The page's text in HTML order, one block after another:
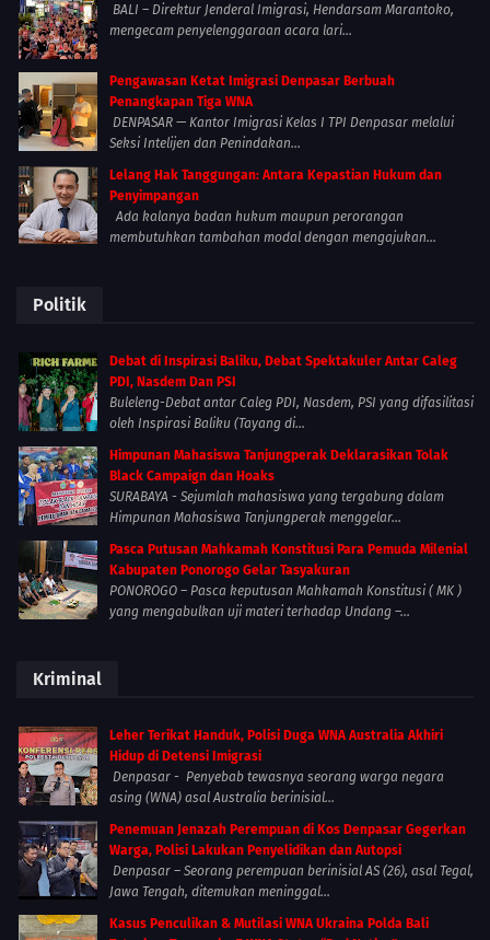
BALI – Direktur Jenderal Imigrasi, Hendarsam Marantoko,
mengecam penyelenggaraan acara lari...
Pengawasan Ketat Imigrasi Denpasar Berbuah
Penangkapan Tiga WNA
DENPASAR — Kantor Imigrasi Kelas I TPI Denpasar melalui
Seksi Intelijen dan Penindakan...
Lelang Hak Tanggungan: Antara Kepastian Hukum dan
Penyimpangan
Ada kalanya badan hukum maupun perorangan
membutuhkan tambahan modal dengan mengajukan...
Politik
Debat di Inspirasi Baliku, Debat Spektakuler Antar Caleg
PDI, Nasdem Dan PSI
Buleleng-Debat antar Caleg PDI, Nasdem, PSI yang difasilitasi
oleh Inspirasi Baliku (Tayang di...
Himpunan Mahasiswa Tanjungperak Deklarasikan Tolak
Black Campaign dan Hoaks
SURABAYA - Sejumlah mahasiswa yang tergabung dalam
Himpunan Mahasiswa Tanjungperak menggelar...
Pasca Putusan Mahkamah Konstitusi Para Pemuda Milenial
Kabupaten Ponorogo Gelar Tasyakuran
PONOROGO – Pasca keputusan Mahkamah Konstitusi ( MK )
yang mengabulkan uji materi terhadap Undang –...
Kriminal
Leher Terikat Handuk, Polisi Duga WNA Australia Akhiri
Hidup di Detensi Imigrasi
Denpasar - Penyebab tewasnya seorang warga negara
asing (WNA) asal Australia berinisial...
Penemuan Jenazah Perempuan di Kos Denpasar Gegerkan
Warga, Polisi Lakukan Penyelidikan dan Autopsi
Denpasar – Seorang perempuan berinisial AS (26), asal Tegal,
Jawa Tengah, ditemukan meninggal...
Kasus Penculikan & Mutilasi WNA Ukraina Polda Bali